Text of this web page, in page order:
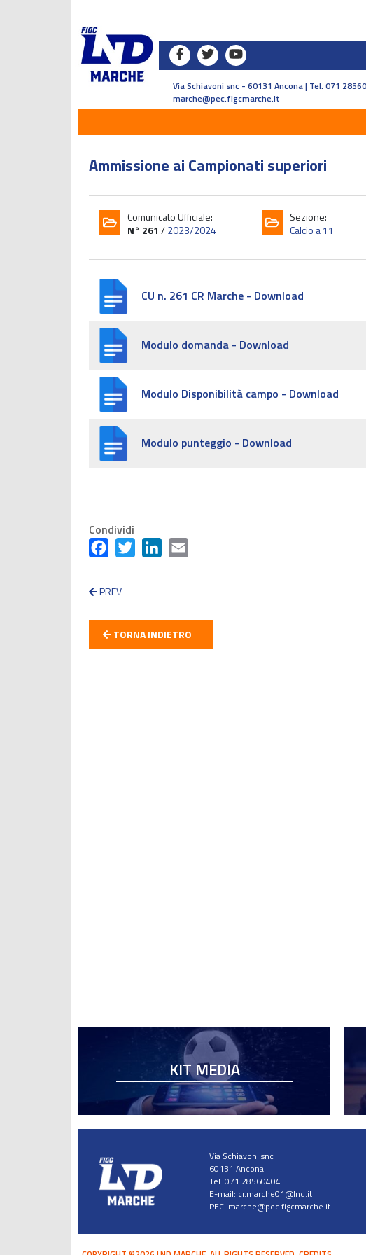
Via Schiavoni snc - 60131 Ancona | Tel. 071
marche@pec.figcmarche.it
Ammissione ai Campionati superiori
Comunicato Ufficiale:
N° 261 /2023/2024
Sezione:
Calcio a 11
CU n. 261 CR Marche - Download
Modulo domanda - Download
Modulo Disponibilità campo - Download
Modulo punteggio - Download
Condividi
FacebookTwitter LinkedIn
PREV
TORNA INDIETRO
KIT MEDIA
Via Schiavoni snc
60131 Ancona
Tel. 071 28560404
E-mail: cr.marche01@lnd.it
PEC: marche@pec.figcmarche.it